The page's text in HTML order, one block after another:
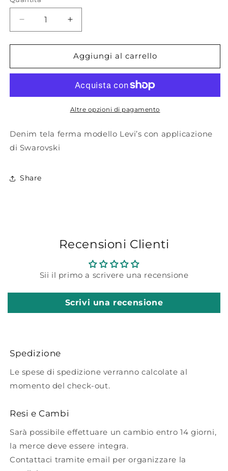
Diminuisci
quantità
per
Progress.
Swarovski-
Aumenta
quantità
per
5
Progress.
con
Swarovski-
70%
Aggiungi al carrello
Altre opzioni di pagamento
Denim tela ferma modello Levi’s con applicazione
di Swarovski
Share
Recensioni Clienti
Sii il primo a scrivere una recensione
Scrivi una recensione
Spedizione
Le spese di spedizione verranno calcolate al
momento del check-out.
Resi e Cambi
Sarà possibile effettuare un cambio entro 14 giorni,
la merce deve essere integra.
Contattaci tramite email per organizzare la